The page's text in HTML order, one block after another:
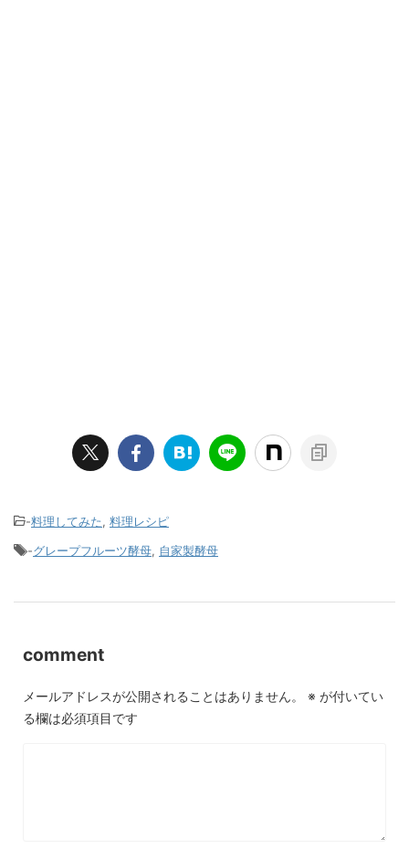
-料理してみた, 料理レシピ
-グレープフルーツ酵母, 自家製酵母
comment
メールアドレスが公開されることはありません。 ※ が付いてい
る欄は必須項目です